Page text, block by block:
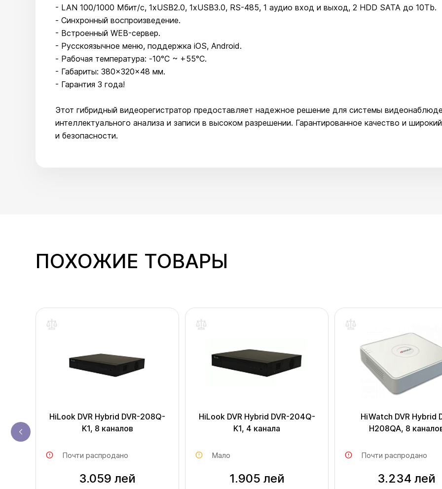
- LAN 100/1000 Мбит/с, 1xUSB2.0, 1xUSB3.0, RS-485, 1 аудио вход и выход, 2 HDD SATA до 10Tb.
- Синхронный воспроизведение.
- Встроенный WEB-сервер.
- Русскоязычное меню, поддержка iOS, Android.
- Рабочая температура: -10°С ~ +55°С.
- Габариты: 380×320×48 мм.
- Гарантия 3 года!
Этот гибридный видеорегистратор предоставляет надежное решение для системы
интеллектуального анализа и записи в высоком разрешении. Гарантированное качество и
и безопасности.
ПОХОЖИЕ ТОВАРЫ
HiLook DVR Hybrid DVR-208Q-
K1, 8 каналов
Почти распродано
3.059 лей
HiLook DVR Hybrid DVR-204Q-
K1, 4 канала
Мало
1.905 лей
HiWatch DVR Hybrid
H208QA, 8
Почти распродано
3.234 лей